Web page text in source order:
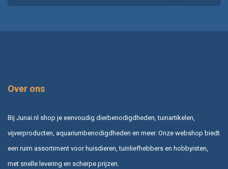
Over ons
Bij Junai.nl shop je eenvoudig dierbenodigdheden, tuinartikelen,
vijverproducten, aquariumbenodigdheden en meer. Onze webshop biedt
een ruim assortiment voor huisdieren, tuinliefhebbers en hobbyisten,
met snelle levering en scherpe prijzen.